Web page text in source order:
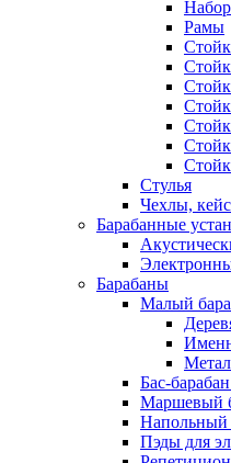
Рамы
Стулья
Чехлы,
Барабанные
Барабаны
Mалый
Бас-
Маршевый
Напольный
Пэды для